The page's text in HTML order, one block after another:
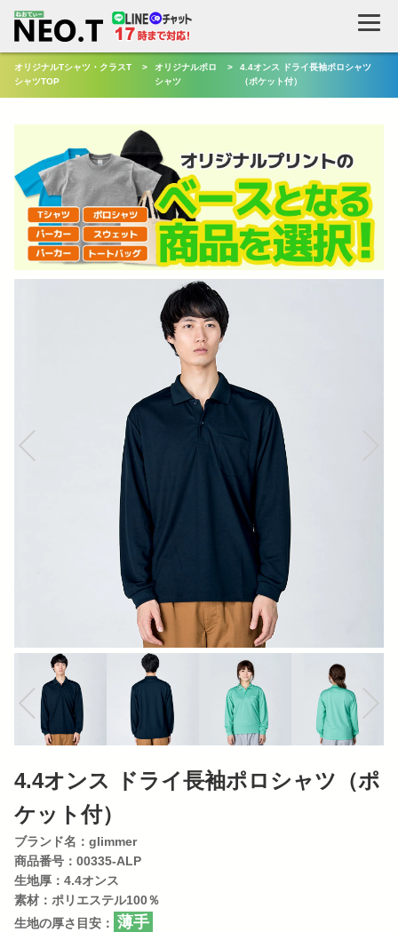
オリジナルTシャツ・クラスT
シャツTOP
>
オリジナルポロ
シャツ
>
4.4オンス ドライ長袖ポロシャツ
（ポケット付）
4.4オンス ドライ長袖ポロシャツ（ポ
ケット付）
ブランド名：glimmer
商品番号：00335-ALP
生地厚：4.4オンス
素材：ポリエステル100％
生地の厚さ目安： 薄手